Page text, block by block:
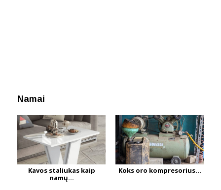
Namai
Kavos staliukas kaip
namų...
Koks oro kompresorius...